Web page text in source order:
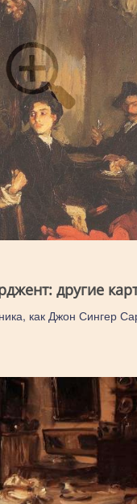
другие
как Джон Сингер